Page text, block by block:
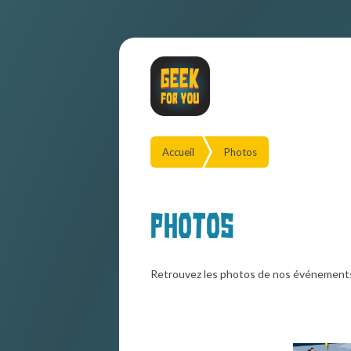
Accueil Photos
Photos
Retrouvez les photos de nos